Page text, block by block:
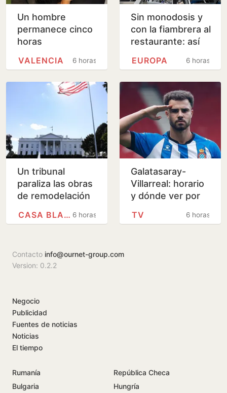
Un hombre
permanece cinco
horas
un piso de
6 horas
VALENCIA
Sin monodosis y
con la fiambrera al
restaurante: así
plásticos la nueva
6 horas
EUROPA
Un tribunal
paraliza las obras
de remodelación
ordenadas por6 horas
CASA BLANCA
Galatasaray-
Villarreal: horario
y dónde ver por
último amistoso
6 horas
TV
Contacto info@ournet-group.com
Version: 0.2.2
Negocio
Publicidad
Fuentes de noticias
Noticias
El tiempo
Rumanía
República Checa
Bulgaria
Hungría